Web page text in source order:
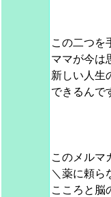
この二つを
ママが今は
新しい人生
できるんで
このメルマ
＼薬に頼ら
こころと脳